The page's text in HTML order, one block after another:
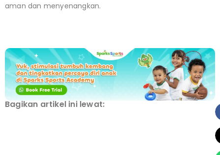
aman dan menyenangkan.
Bagikan artikel ini lewat: